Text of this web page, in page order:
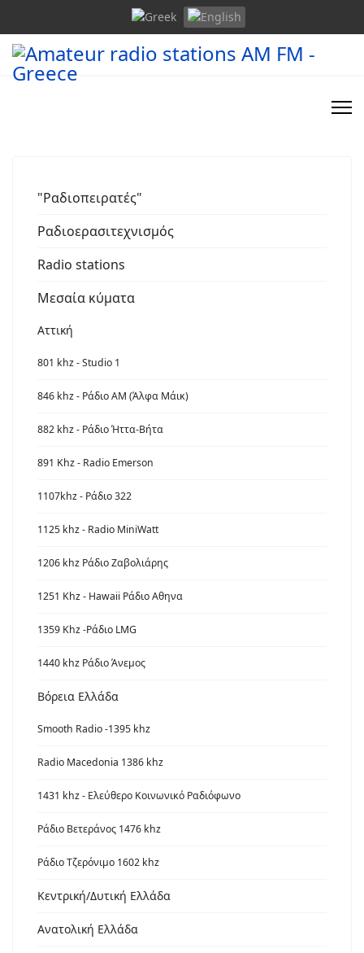
"Ραδιοπειρατές"
Ραδιοερασιτεχνισμός
Radio stations
Μεσαία κύματα
Αττική
801 khz - Studio 1
846 khz - Ράδιο ΑΜ (Άλφα Μάικ)
882 khz - Ράδιο Ήττα-Βήτα
891 Khz - Radio Emerson
1107khz - Ράδιο 322
1125 khz - Radio MiniWatt
1206 khz Ράδιο Ζαβολιάρης
1251 Khz - Hawaii Ράδιο Αθηνα
1359 Khz -Ράδιο LMG
1440 khz Ράδιο Άνεμος
Βόρεια Ελλάδα
Smooth Radio -1395 khz
Radio Macedonia 1386 khz
1431 khz - Ελεύθερο Κοινωνικό Ραδιόφωνο
Ράδιο Βετεράνος 1476 khz
Ράδιο Τζερόνιμο 1602 khz
Κεντρική/Δυτική Ελλάδα
Ανατολική Ελλάδα